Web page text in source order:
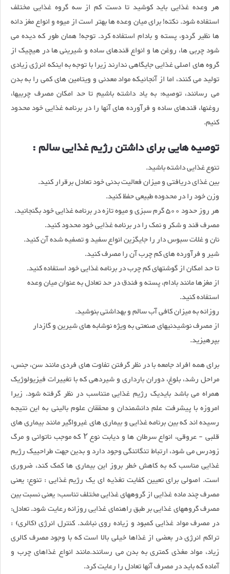
هر وعده غذایی باید کوشید تا دست کم از سه گروه غذایی مختلف
استفاده شود. نکته! برای میان وعده ها بهتر است از میوه و انواع مغز دانه
ها نظیر گردو، پسته و بادام استفاده کرد. توجه! همان طور که دیده می
شود چربی ها، روغن ها و انواع قندهای ساده و شیرینی ها در هیچیک از
گروه های اصلی غذایی جایگاهی ندارند زیرا با توجه به اینکه انرژی زیادی
تولید می کنند، اما از آنجائیکه مواد معدنی و ویتامین های کمی را به بدن
می رسانند، توصیه: به یاد داشته باشیم تا حد امکان مصرف چربیها،
روغنها، قندهای ساده و فرآورده های آنها را در برنامه غذایی خود محدود
کنیم.
توصیه هایی برای داشتن رژیم غذایی سالم :
تنوع غذایی داشته باشید.
بین غذای دریافتی و میزان فعالیت بدنی خود تعادل برقرار کنید.
وزن خود را در محدوده طبیعی حفظ کنید.
هر روز حدود 500 گرم سبزی و میوه تازه در برنامه غذایی خود بگنجانید.
مصرف قند و شکر و نمک را در برنامه غذایی خود محدود کنید.
نان و غلات سبوس دار را جایگزین انواع سفید و تصفیه شده آن کنید.
شیر و فرآورده های کم چرب آن را مصرف کنید.
تا حد امکان از گوشتهای کم چرب در برنامه غذایی خود استفاده کنید.
از مغزها مانند بادام، پسته و فندق در حد تعادل به عنوان میان وعده
استفاده کنید.
روزانه به میزان کافی آب سالم و بهداشتی بنوشید.
از مصرف نوشیدنیهای صنعتی به ویژه نوشابه های شیرین و گازدار
بپرهیزید.
برای همه افراد جامعه با در نظر گرفتن تفاوت های فردی مانند سن، جنس،
مراحل رشد، بلوغ، دوران بارداری و شیردهی که با تغییرات فیزیولوژیک
همراه می باشد بایدیک رژیم غذایی متناسب در نظر گرفته شود. زیرا
امروزه با پیشرفت علم دانشمندان و محققان علوم بالینی به این نتیجه
رسیده اند که بین برنامه غذایی و بیماری های غیرواگیر مانند بیماری های
قلبی - عروقی، انواع سرطان ها و دیابت نوع ۲ که موجب ناتوانی و مرگ
زودرس می شود، ارتباط تنگاتنگی وجود دارد و بدین جهت طراحییک رژیم
غذایی مناسب که به کاهش خطر بروز این بیماری ها کمک کند، ضروری
است. اصولی برای تعیین کفایت تغذیه ای یک رژیم غذایی : تنوع: یعنی
مصرف چند ماده غذایی از گروههای غذایی مختلف تناسب: یعنی نسبت بین
مصرف گروههای غذایی بر طبق راهنمای غذایی روزانه رعایت شود. تعادل:
در مصرف مواد غذایی کمبود و زیاده روی نباشد. کنترل انرژی (کالری) :
تراکم انرژی در بعضی از غذاها خیلی بالا است که با وجود مصرف کالری
زیاد، مواد مغذی کمتری به بدن می رسانند.مانند انواع غذاهای چرب و
آماده که باید در مصرف آنها تعادل را رعایت کرد.